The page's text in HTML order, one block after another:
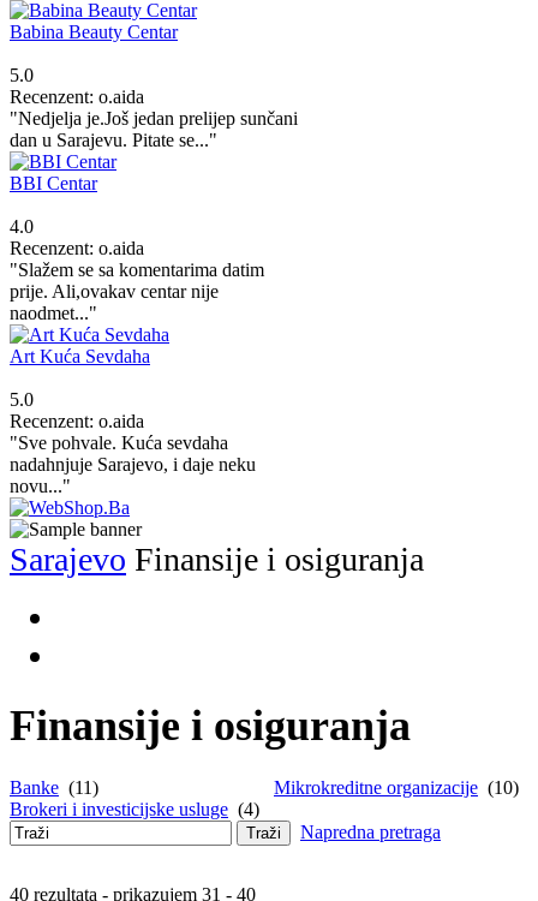
Babina Beauty Centar
5.0
Recenzent: o.aida
"Nedjelja je.Još jedan prelijep sunčani
dan u Sarajevu. Pitate se..."
BBI Centar
4.0
Recenzent: o.aida
"Slažem se sa komentarima datim
prije. Ali,ovakav centar nije
naodmet..."
Art Kuća Sevdaha
5.0
Recenzent: o.aida
"Sve pohvale. Kuća sevdaha
nadahnjuje Sarajevo, i daje neku
novu..."
Sarajevo Finansije i osiguranja
Finansije i osiguranja
Banke (11) Mikrokreditne organizacije (10)
Brokeri i investicijske usluge (4)
Traži Napredna pretraga
40 rezultata - prikazujem 31 - 40